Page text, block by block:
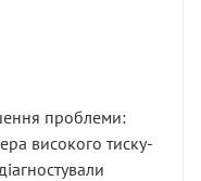
проблеми:
високого тиску-